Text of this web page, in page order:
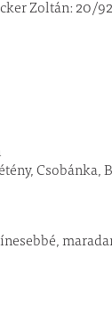
Zoltán: 20/
Csobánka,